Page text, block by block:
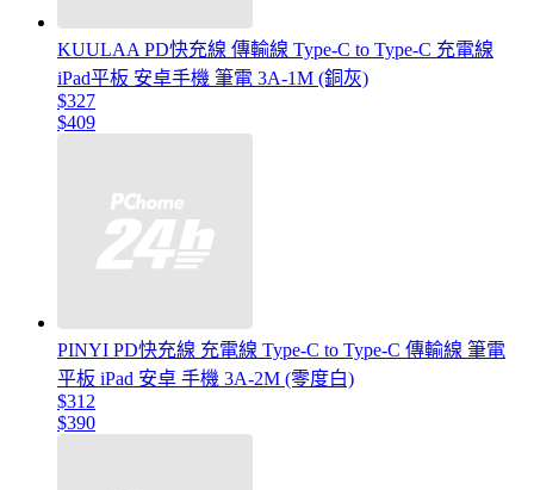
KUULAA PD快充線 傳輸線 Type-C to Type-C 充電線
iPad平板 安卓手機 筆電 3A-1M (銅灰)
$327
$409
PINYI PD快充線 充電線 Type-C to Type-C 傳輸線 筆電
平板 iPad 安卓 手機 3A-2M (零度白)
$312
$390